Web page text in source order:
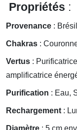
Propriétés :
Provenance : Brésil
Chakras :
Vertus :
amplificatrice
Purification : Eau,
Rechargement: